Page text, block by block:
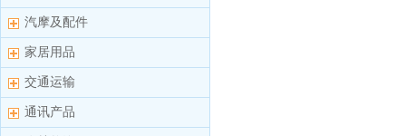
汽摩及配件
家居用品
交通运输
通讯产品